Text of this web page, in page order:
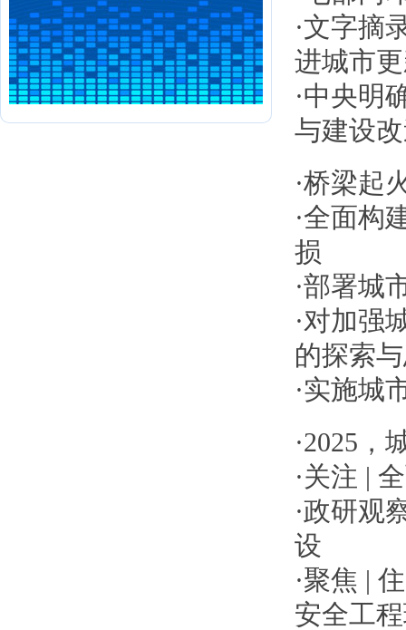
·文字摘
进城市
·中央明
与建设
·桥梁起
·全面构
损
·部署城
·对加强
的探索
·实施城
·2025，
·关注 |
·政研观
设
·聚焦 |
安全工